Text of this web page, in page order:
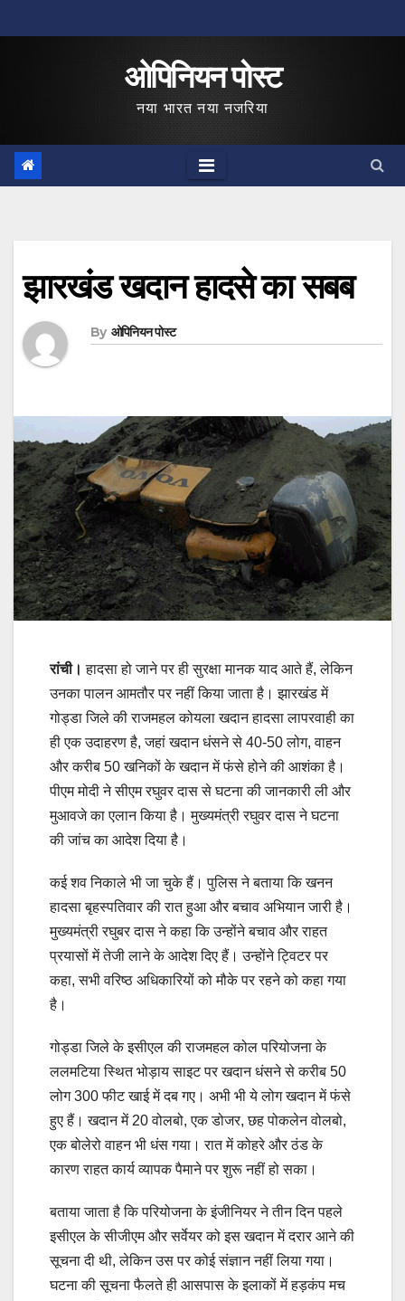
to
ओपिनियन पोस्ट
नया भारत नया नजरिया
झारखंड खदान हादसे का सबब
By ओपिनियन पोस्ट
रांची। हादसा हो जाने पर ही सुरक्षा मानक याद आते हैं, लेकिन
उनका पालन आमतौर पर नहीं किया जाता है। झारखंड में
गोड्डा जिले की राजमहल कोयला खदान हादसा लापरवाही का
ही एक उदाहरण है, जहां खदान धंसने से 40-50 लोग, वाहन
और करीब 50 खनिकों के खदान में फंसे होने की आशंका है।
पीएम मोदी ने सीएम रघुवर दास से घटना की जानकारी ली और
मुआवजे का एलान किया है। मुख्यमंत्री रघुवर दास ने घटना
की जांच का आदेश दिया है।
कई शव निकाले भी जा चुके हैं। पुलिस ने बताया कि खनन
हादसा बृहस्‍पतिवार की रात हुआ और बचाव अभियान जारी है।
मुख्यमंत्री रघुबर दास ने कहा कि उन्होंने बचाव और राहत
प्रयासों में तेजी लाने के आदेश दिए हैं। उन्होंने ट्विटर पर
कहा, सभी वरिष्ठ अधिकारियों को मौके पर रहने को कहा गया
है।
गोड्डा जिले के इसीएल की राजमहल कोल परियोजना के
ललमटिया स्थित भोड़ाय साइट पर खदान धंसने से करीब 50
लोग 300 फीट खाई में दब गए। अभी भी ये लोग खदान में फंसे
हुए हैं। खदान में 20 वोलबो, एक डोजर, छह पोकलेन वोलबो,
एक बोलेरो वाहन भी धंस गया। रात में कोहरे और ठंड के
कारण राहत कार्य व्यापक पैमाने पर शुरू नहीं हो सका।
बताया जाता है कि परियोजना के इंजीनियर ने तीन दिन पहले
इसीएल के सीजीएम और सर्वेयर को इस खदान में दरार आने की
सूचना दी थी, लेकिन उस पर कोई संज्ञान नहीं लिया गया।
घटना की सूचना फैलते ही आसपास के इलाकों में हड़कंप मच